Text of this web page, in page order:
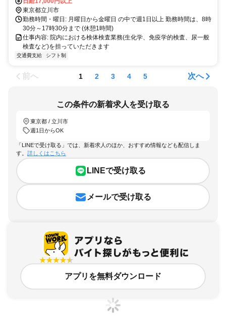
東京都立川市
勤務時間・曜日: 月曜日から金曜日 の中で週1日以上 勤務時間は、8時
30分～17時30分まで (休憩1時間)
仕事内容: 院内における検体検査業務(生化学、免疫学的検査、尿一般
検査など)を担っていただきます
交通費支給 シフト制
前へ 1 2 3 4 5 次へ
この条件の新着求人を受け取る
東京都 / 立川市
週1日からOK
「LINEで受け取る」では、新着求人のほか、おすすめ情報なども配信しま
す。 詳しくはこちら
LINEで受け取る
メールで受け取る
アプリを無料ダウンロード